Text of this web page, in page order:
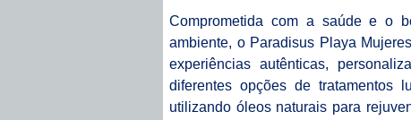
Comprometida com a saúde e o
ambiente, o Paradisus Playa
experiências autênticas,
diferentes opções de tratamentos
utilizando óleos naturais para